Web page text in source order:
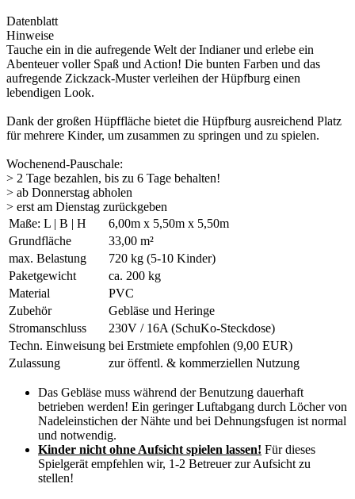
Datenblatt
Hinweise
Tauche ein in die aufregende Welt der Indianer und erlebe ein
Abenteuer voller Spaß und Action! Die bunten Farben und das
aufregende Zickzack-Muster verleihen der Hüpfburg einen
lebendigen Look.
Dank der großen Hüpffläche bietet die Hüpfburg ausreichend Platz
für mehrere Kinder, um zusammen zu springen und zu spielen.
Wochenend-Pauschale:
> 2 Tage bezahlen, bis zu 6 Tage behalten!
> ab Donnerstag abholen
> erst am Dienstag zurückgeben
Maße: L | B | H
6,00m x 5,50m x 5,50m
Grundfläche
33,00 m²
max. Belastung
720 kg (5-10 Kinder)
Paketgewicht
ca. 200 kg
Material
PVC
Zubehör
Gebläse und Heringe
Stromanschluss
230V / 16A (SchuKo-Steckdose)
Techn. Einweisung bei Erstmiete empfohlen (9,00 EUR)
Zulassung
zur öffentl. & kommerziellen Nutzung
Das Gebläse muss während der Benutzung dauerhaft
betrieben werden! Ein geringer Luftabgang durch Löcher von
Nadeleinstichen der Nähte und bei Dehnungsfugen ist normal
und notwendig.
Kinder nicht ohne Aufsicht spielen lassen! Für dieses
Spielgerät empfehlen wir, 1-2 Betreuer zur Aufsicht zu
stellen!